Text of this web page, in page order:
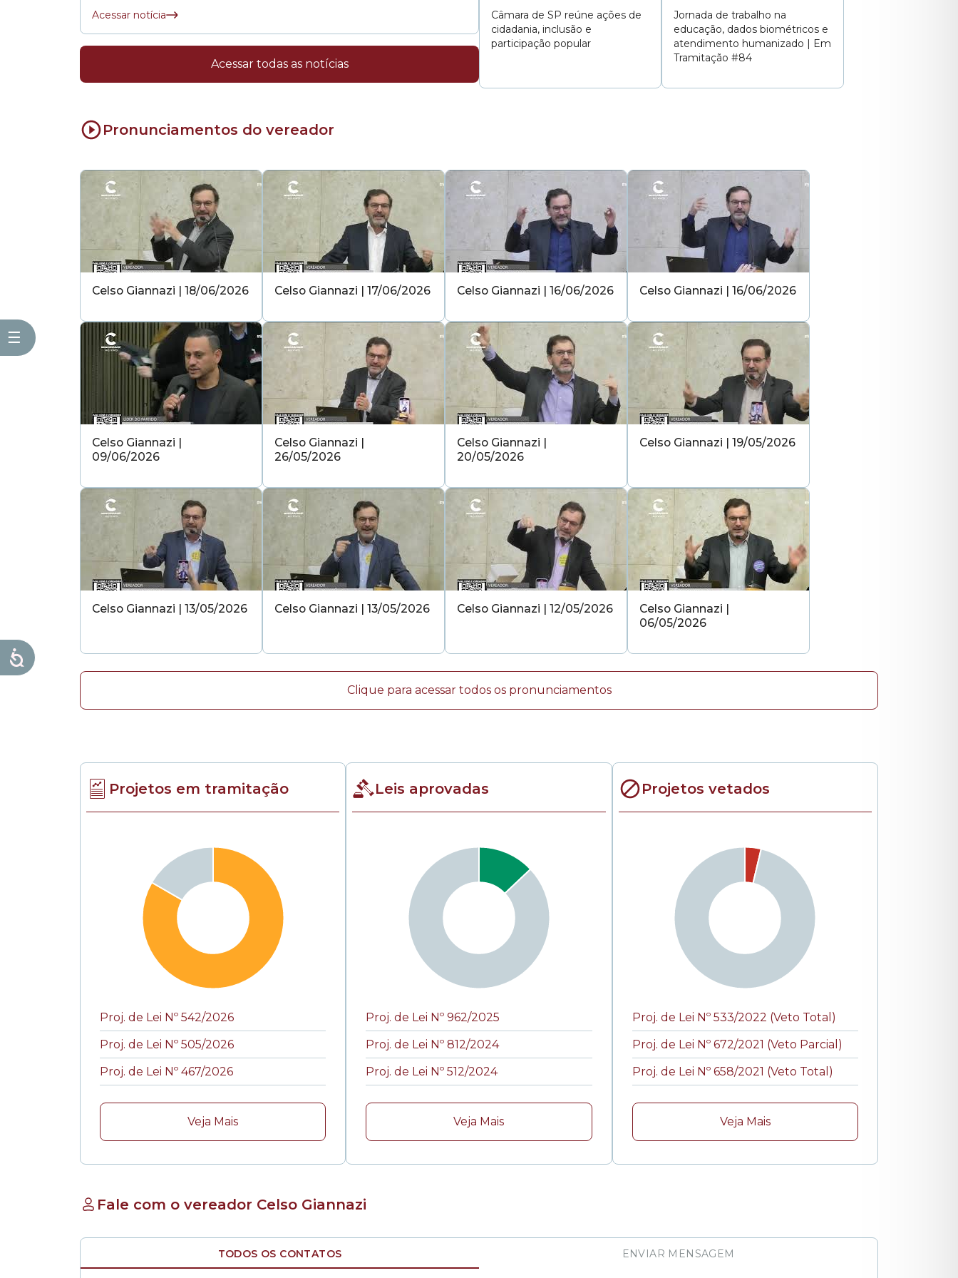
☰
Acessar notícia
Acessar todas as notícias
Câmara de SP reúne ações de
cidadania, inclusão e
participação popular
Jornada de trabalho na
educação, dados biométricos e
atendimento humanizado | Em
Tramitação #84
Pronunciamentos do vereador
Celso Giannazi | 18/06/2026 Celso Giannazi | 17/06/2026 Celso Giannazi | 16/06/2026 Celso Giannazi | 16/06/2026
Celso Giannazi |
09/06/2026
Celso Giannazi |
26/05/2026
Celso Giannazi |
20/05/2026
Celso Giannazi | 19/05/2026
Celso Giannazi | 13/05/2026 Celso Giannazi | 13/05/2026 Celso Giannazi | 12/05/2026
Celso Giannazi |
06/05/2026
Clique para acessar todos os pronunciamentos
Projetos em tramitação
Proj. de Lei Nº 542/2026
Proj. de Lei Nº 505/2026
Proj. de Lei Nº 467/2026
Veja Mais
Leis aprovadas
Proj. de Lei Nº 962/2025
Proj. de Lei Nº 812/2024
Proj. de Lei Nº 512/2024
Veja Mais
Projetos vetados
Proj. de Lei Nº 533/2022 (Veto Total)
Proj. de Lei Nº 672/2021 (Veto Parcial)
Proj. de Lei Nº 658/2021 (Veto Total)
Veja Mais
Fale com o vereador Celso Giannazi
TODOS OS CONTATOS ENVIAR MENSAGEM